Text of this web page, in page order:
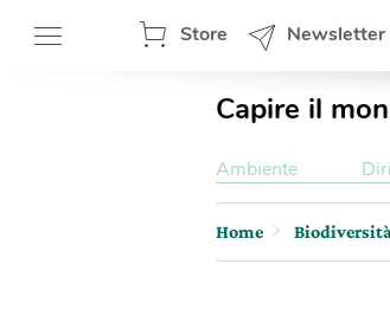
Store Newsletter
Capire il
Ambiente
Home